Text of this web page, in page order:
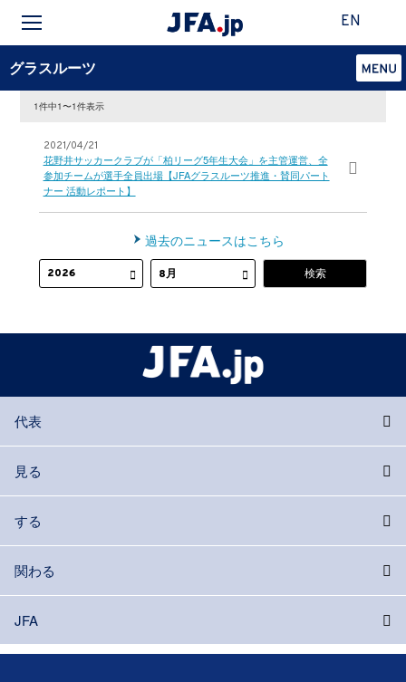
EN
グラスルーツ
1件中1〜1件表示
2021/04/21
花野井サッカークラブが「柏リーグ5年生大会」を主管運営、全
参加チームが選手全員出場【JFAグラスルーツ推進・賛同パート
ナー 活動レポート】
過去のニュースはこちら
代表
見る
する
関わる
JFA